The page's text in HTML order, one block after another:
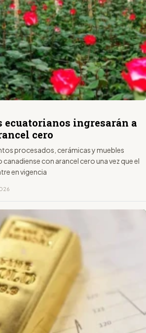
ecuatorianos ingresarán a
cero
procesados, cerámicas y muebles
con arancel cero una vez que el
en vigencia